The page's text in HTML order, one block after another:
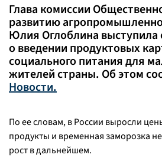
Глава комиссии
развитию
Юлия Оглоблина
о введении продуктовых
социального питания для
жителей страны. Об этом
Новости.
По ее словам, в России выросли
продукты и временная заморозка
рост в дальнейшем.